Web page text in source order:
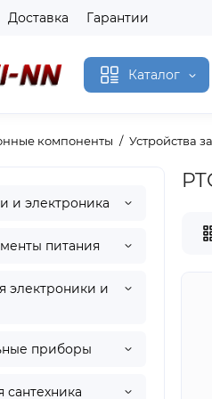
Доставка Гарантии
Каталог
компоненты Устройства
и электроника
питания
электроники и
приборы